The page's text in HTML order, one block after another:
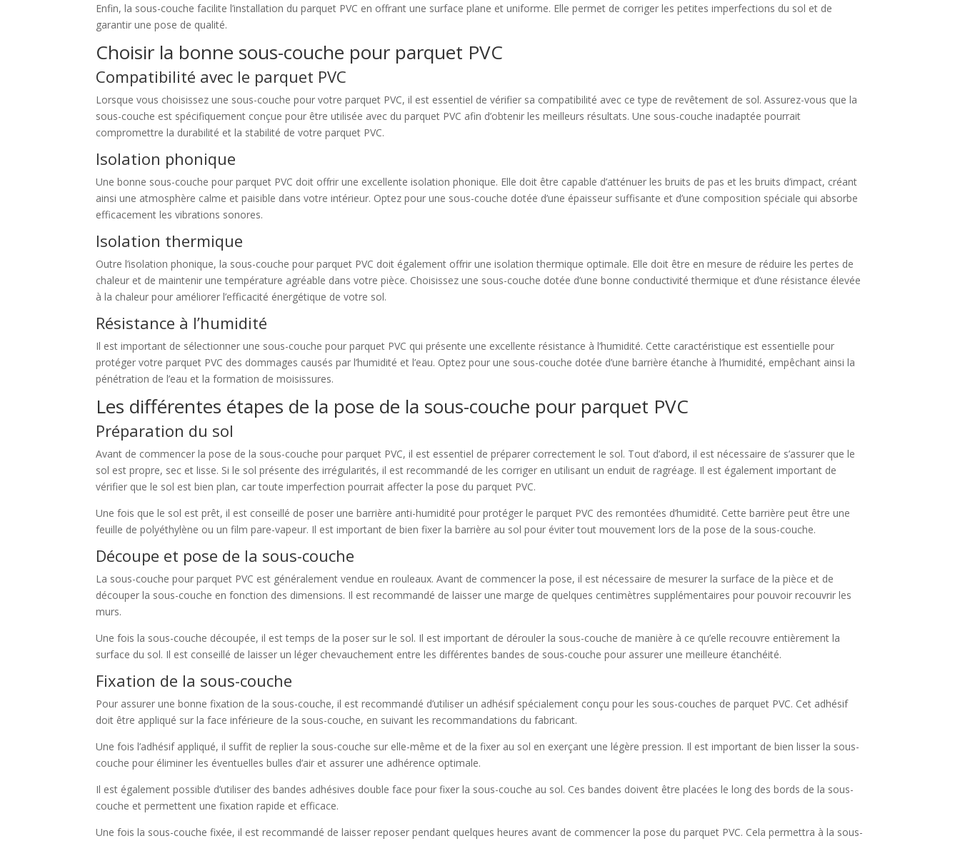
Enfin, la sous-couche facilite l’installation du parquet PVC en offrant une surface plane et uniforme. Elle permet de corriger les petites imperfections du sol et de
garantir une pose de qualité.
Choisir la bonne sous-couche pour parquet PVC
Compatibilité avec le parquet PVC
Lorsque vous choisissez une sous-couche pour votre parquet PVC, il est essentiel de vérifier sa compatibilité avec ce type de revêtement de sol. Assurez-vous que la
sous-couche est spécifiquement conçue pour être utilisée avec du parquet PVC afin d’obtenir les meilleurs résultats. Une sous-couche inadaptée pourrait
compromettre la durabilité et la stabilité de votre parquet PVC.
Isolation phonique
Une bonne sous-couche pour parquet PVC doit offrir une excellente isolation phonique. Elle doit être capable d’atténuer les bruits de pas et les bruits d’impact, créant
ainsi une atmosphère calme et paisible dans votre intérieur. Optez pour une sous-couche dotée d’une épaisseur suffisante et d’une composition spéciale qui absorbe
efficacement les vibrations sonores.
Isolation thermique
Outre l’isolation phonique, la sous-couche pour parquet PVC doit également offrir une isolation thermique optimale. Elle doit être en mesure de réduire les pertes de
chaleur et de maintenir une température agréable dans votre pièce. Choisissez une sous-couche dotée d’une bonne conductivité thermique et d’une résistance élevée
à la chaleur pour améliorer l’efficacité énergétique de votre sol.
Résistance à l’humidité
Il est important de sélectionner une sous-couche pour parquet PVC qui présente une excellente résistance à l’humidité. Cette caractéristique est essentielle pour
protéger votre parquet PVC des dommages causés par l’humidité et l’eau. Optez pour une sous-couche dotée d’une barrière étanche à l’humidité, empêchant ainsi la
pénétration de l’eau et la formation de moisissures.
Les différentes étapes de la pose de la sous-couche pour parquet PVC
Préparation du sol
Avant de commencer la pose de la sous-couche pour parquet PVC, il est essentiel de préparer correctement le sol. Tout d’abord, il est nécessaire de s’assurer que le
sol est propre, sec et lisse. Si le sol présente des irrégularités, il est recommandé de les corriger en utilisant un enduit de ragréage. Il est également important de
vérifier que le sol est bien plan, car toute imperfection pourrait affecter la pose du parquet PVC.
Une fois que le sol est prêt, il est conseillé de poser une barrière anti-humidité pour protéger le parquet PVC des remontées d’humidité. Cette barrière peut être une
feuille de polyéthylène ou un film pare-vapeur. Il est important de bien fixer la barrière au sol pour éviter tout mouvement lors de la pose de la sous-couche.
Découpe et pose de la sous-couche
La sous-couche pour parquet PVC est généralement vendue en rouleaux. Avant de commencer la pose, il est nécessaire de mesurer la surface de la pièce et de
découper la sous-couche en fonction des dimensions. Il est recommandé de laisser une marge de quelques centimètres supplémentaires pour pouvoir recouvrir les
murs.
Une fois la sous-couche découpée, il est temps de la poser sur le sol. Il est important de dérouler la sous-couche de manière à ce qu’elle recouvre entièrement la
surface du sol. Il est conseillé de laisser un léger chevauchement entre les différentes bandes de sous-couche pour assurer une meilleure étanchéité.
Fixation de la sous-couche
Pour assurer une bonne fixation de la sous-couche, il est recommandé d’utiliser un adhésif spécialement conçu pour les sous-couches de parquet PVC. Cet adhésif
doit être appliqué sur la face inférieure de la sous-couche, en suivant les recommandations du fabricant.
Une fois l’adhésif appliqué, il suffit de replier la sous-couche sur elle-même et de la fixer au sol en exerçant une légère pression. Il est important de bien lisser la sous-
couche pour éliminer les éventuelles bulles d’air et assurer une adhérence optimale.
Il est également possible d’utiliser des bandes adhésives double face pour fixer la sous-couche au sol. Ces bandes doivent être placées le long des bords de la sous-
couche et permettent une fixation rapide et efficace.
Une fois la sous-couche fixée, il est recommandé de laisser reposer pendant quelques heures avant de commencer la pose du parquet PVC. Cela permettra à la sous-